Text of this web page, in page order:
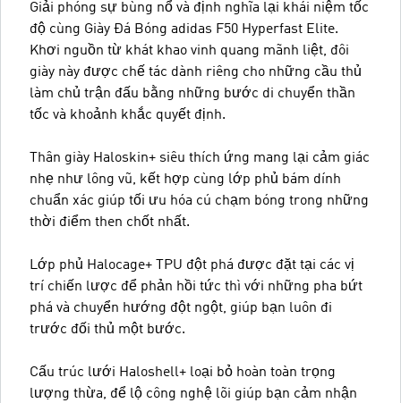
Giải phóng sự bùng nổ và định nghĩa lại khái niệm tốc
độ cùng Giày Đá Bóng adidas F50 Hyperfast Elite.
Khơi nguồn từ khát khao vinh quang mãnh liệt, đôi
giày này được chế tác dành riêng cho những cầu thủ
làm chủ trận đấu bằng những bước di chuyển thần
tốc và khoảnh khắc quyết định.
Thân giày Haloskin+ siêu thích ứng mang lại cảm giác
nhẹ như lông vũ, kết hợp cùng lớp phủ bám dính
chuẩn xác giúp tối ưu hóa cú chạm bóng trong những
thời điểm then chốt nhất.
Lớp phủ Halocage+ TPU đột phá được đặt tại các vị
trí chiến lược để phản hồi tức thì với những pha bứt
phá và chuyển hướng đột ngột, giúp bạn luôn đi
trước đối thủ một bước.
Cấu trúc lưới Haloshell+ loại bỏ hoàn toàn trọng
lượng thừa, để lộ công nghệ lõi giúp bạn cảm nhận